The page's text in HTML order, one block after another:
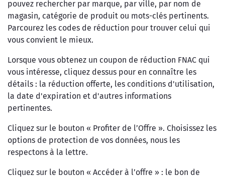
pouvez rechercher par marque, par ville, par nom de
magasin, catégorie de produit ou mots-clés pertinents.
Parcourez les codes de réduction pour trouver celui qui
vous convient le mieux.
Lorsque vous obtenez un coupon de réduction FNAC qui
vous intéresse, cliquez dessus pour en connaître les
détails : la réduction offerte, les conditions d'utilisation,
la date d'expiration et d'autres informations
pertinentes.
Cliquez sur le bouton « Profiter de l’Offre ». Choisissez les
options de protection de vos données, nous les
respectons à la lettre.
Cliquez sur le bouton « Accéder à l’offre » : le bon de